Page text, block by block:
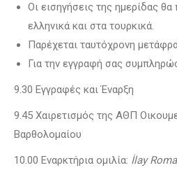
Οι εισηγήσεις της ημερίδας
ελληνικά και στα τουρκικά.
Παρέχεται ταυτόχρονη
Για την εγγραφή σας
9.30 Εγγραφές και Έναρξη
9.45 Χαιρετισμός της ΑΘΠ
Βαρθολομαίου
10.00 Εναρκτήρια ομιλία: İlay